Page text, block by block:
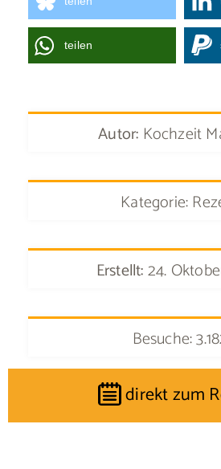
teilen
Autor: Kochzeit
Kategorie:
Erstellt:24.
Besuche:
direkt zum